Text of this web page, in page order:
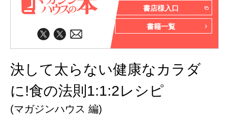
書店様入口
書籍一覧
決して太らない健康なカラダ
に!食の法則1:1:2レシピ
(マガジンハウス 編)